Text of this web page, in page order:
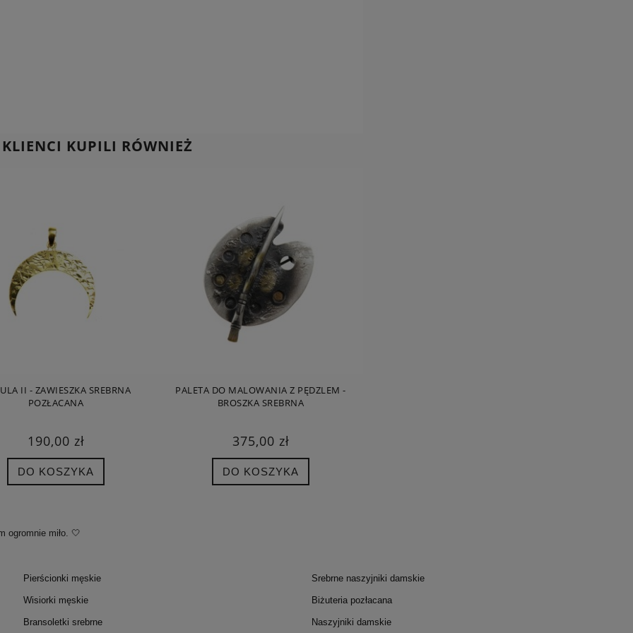
KUPILI RÓWNIEŻ
II - ZAWIESZKA SREBRNA
POZŁACANA
190,00 zł
DO KOSZYKA
PALETA DO MALOWANIA Z PĘDZLEM -
BROSZKA SREBRNA
375,00 zł
DO KOSZYKA
ogromnie miło. 🤍
Pierścionki męskie
Wisiorki męskie
Bransoletki srebrne
Srebrne naszyjniki damskie
Biżuteria pozłacana
Naszyjniki damskie